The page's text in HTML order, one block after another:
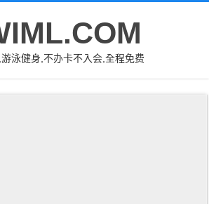
泳健身,不办卡不入会,全程免费